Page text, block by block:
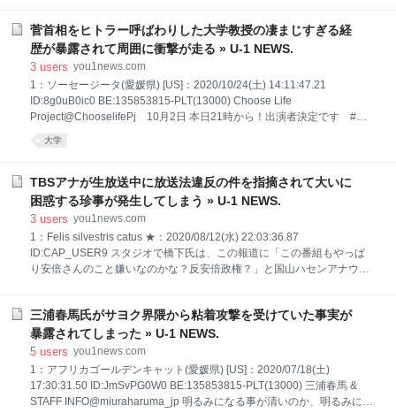
米アップルと協業を検討しているとのコメントを発表した。 現代自のコ
メントを受けて、8日の韓国株式市場で同社株は前日終値比で一時24%
上昇。グループ会社の起亜自動車も14%、部品メーカーの現代モービス
も30%近く高騰する場面もあった。 現代自は販売台数で世界5位の自動
車メーカー。2020年10月に会長に就任した鄭義宣（チョン・ウィソン）
氏主導でEVシフトを進めている。今後5年間でEV12車種を発売
菅首相をヒトラー呼ばわりした大学教授の凄まじすぎる経
歴が暴露されて周囲に衝撃が走る » U-1 NEWS.
3 users you1news.com
1：ソーセージータ(愛媛県) [US]：2020/10/24(土) 14:11:47.21
ID:8g0uB0ic0 BE:135853815-PLT(13000) Choose Life
Project@ChooselifePj 10月2日 本日21時から！出演者決定です #日
本学術会議への人事介入に抗議する [出演] 津田大介 (司会) / 松宮孝明 (立
命館大学・刑事法学) / 岡野八代 (同志社大学・フェミニズム理論) / 石川
Hino@Hino86899387 実際、津田大介氏司会のyoutubeで、高山佳奈子
教授が「自分が松宮教授を推薦した」と公言していました。 この二人は
過去３度共同研究をして科研費を取得してます。（3度が多いかは微妙
大学
TBSアナが生放送中に放送法違反の件を指摘されて大いに
困惑する珍事が発生してしまう » U-1 NEWS.
3 users you1news.com
1：Felis silvestris catus ★：2020/08/12(水) 22:03:36.87
ID:CAP_USER9 スタジオで橋下氏は、この報道に「この番組もやっぱ
り安倍さんのこと嫌いなのかな？反安倍政権？」と国山ハセンアナウン
んの方が自粛しないみたいな自粛を求めない。違いますよ、あれひとつ
前に文言が必要で、安倍さんは、一律自粛を求めないって言っているわ
けだから。だから小池さんの自粛と一律自粛を求めないというのは全然
対立していない」と示した。 その上で「安倍さんは国全体としての一律
の自粛はやらない、と。それを地方、地方で考えてくださいということ
だから全然矛盾しないんだけど」とし、「いかにも、ああやって対立構
三浦春馬氏がサヨク界隈から粘着攻撃を受けていた事実が
暴露されてしまった » U-1 NEWS.
5 users you1news.com
1：アフリカゴールデンキャット(愛媛県) [US]：2020/07/18(土)
17:30:31.50 ID:JmSvPG0W0 BE:135853815-PLT(13000) 三浦春馬 &
STAFF INFO@miuraharuma_jp 明るみになる事が清いのか、明るみにな